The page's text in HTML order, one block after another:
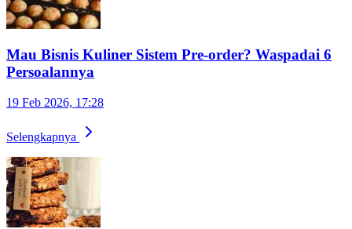
Mau Bisnis Kuliner Sistem Pre-order? Waspadai 6
Persoalannya
19 Feb 2026, 17:28
Selengkapnya